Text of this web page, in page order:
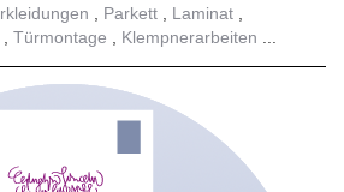
Parkett
Laminat
Türmontage Klempnerarbeiten